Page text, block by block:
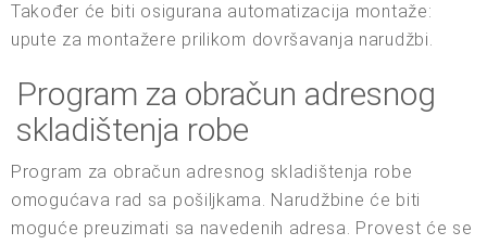
Također će biti osigurana automatizacija montaže:
upute za montažere prilikom dovršavanja narudžbi.
Program za obračun adresnog
skladištenja robe
Program za obračun adresnog skladištenja robe
omogućava rad sa pošiljkama. Narudžbine će biti
moguće preuzimati sa navedenih adresa. Provest će se